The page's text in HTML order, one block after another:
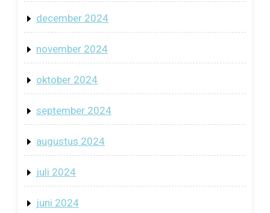
december 2024
november 2024
oktober 2024
september 2024
augustus 2024
juli 2024
juni 2024